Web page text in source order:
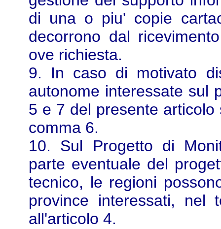
di una o piu' copie
decorrono dal
ove richiesta.
9. In caso di motivato
autonome interessate sul
5 e 7 del presente
comma 6.
10. Sul Progetto di
parte eventuale del
tecnico, le regioni
province interessati, nel
all'articolo 4.